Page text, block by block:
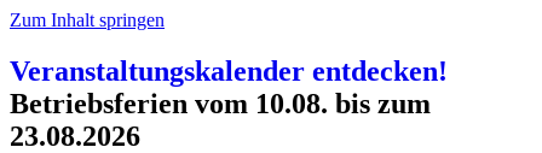
Zum Inhalt springen
Veranstaltungskalender entdecken!
Betriebsferien vom 10.08. bis zum
23.08.2026